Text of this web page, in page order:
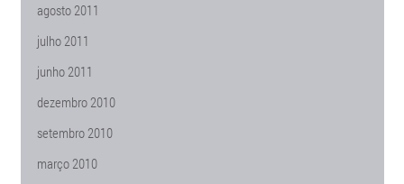
agosto 2011
julho 2011
junho 2011
dezembro 2010
setembro 2010
março 2010